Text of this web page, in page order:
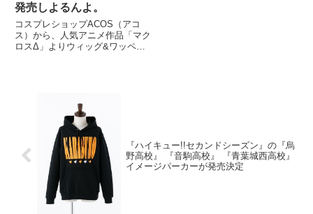
発売しよるんよ。
コスプレショップACOS（アコ
ス）から、人気アニメ作品「マク
ロスΔ」よりウィッグ&ワッペン
『ハイキュー!!セカンドシーズン』の『烏
野高校』 『音駒高校』 『青葉城西高校』
イメージパーカーが発売決定